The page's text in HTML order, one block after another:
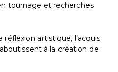
tournage et recherches
artistique, l’acquis
à la création de